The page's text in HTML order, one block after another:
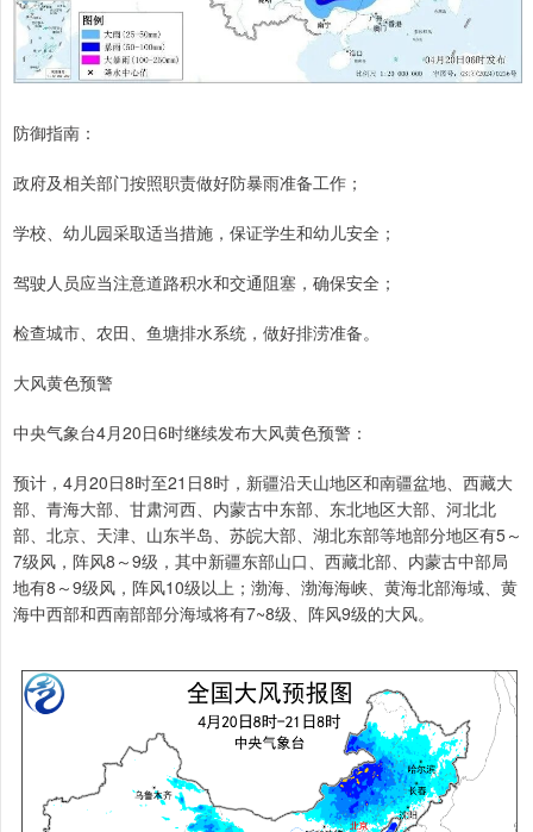
防御指南：
政府及相关部门按照职责做好防暴雨准备工作；
学校、幼儿园采取适当措施，保证学生和幼儿安全；
驾驶人员应当注意道路积水和交通阻塞，确保安全；
检查城市、农田、鱼塘排水系统，做好排涝准备。
大风黄色预警
中央气象台4月20日6时继续发布大风黄色预警：
预计，4月20日8时至21日8时，新疆沿天山地区和南疆盆地、西藏大
部、青海大部、甘肃河西、内蒙古中东部、东北地区大部、河北北
部、北京、天津、山东半岛、苏皖大部、湖北东部等地部分地区有5～
7级风，阵风8～9级，其中新疆东部山口、西藏北部、内蒙古中部局
地有8～9级风，阵风10级以上；渤海、渤海海峡、黄海北部海域、黄
海中西部和西南部部分海域将有7~8级、阵风9级的大风。